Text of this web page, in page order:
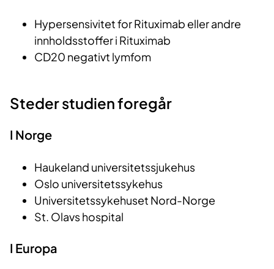
Hypersensivitet for Rituximab eller andre
innholdsstoffer i Rituximab
CD20 negativt lymfom
Steder studien foregår
I Norge
Haukeland universitetssjukehus
Oslo universitetssykehus
Universitetssykehuset Nord-Norge
St. Olavs hospital
I Europa